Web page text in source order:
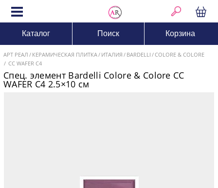
Каталог Поиск Корзина
АРТ РЕАЛ КЕРАМИЧЕСКАЯ ПЛИТКА ИТАЛИЯ BARDELLI COLORE & COLORE
CC WAFER C4
Спец. элемент Bardelli Colore & Colore CC
WAFER C4 2.5×10 см